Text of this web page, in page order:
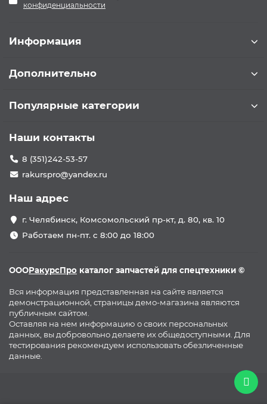
конфиденциальности
Информация
Дополнительно
Популярные категории
Наши контакты
8 (351)242-53-57
rakurspro@yandex.ru
Наш адрес
г. Челябинск, Комсомольский пр-кт, д. 80, кв. 10
Работаем пн-пт. с 8:00 до 18:00
ОООРакурсПро каталог запчастей для спецтехники ©
Вся информация представленная на сайте является
демонстрационной, страницы демо-магазина являются
публичным сайтом.
Оставляя на нем информацию о своих персональных
данных, вы добровольно делаете их общедоступными. Для
тестирования рекомендуем использовать обезличенные
данные.